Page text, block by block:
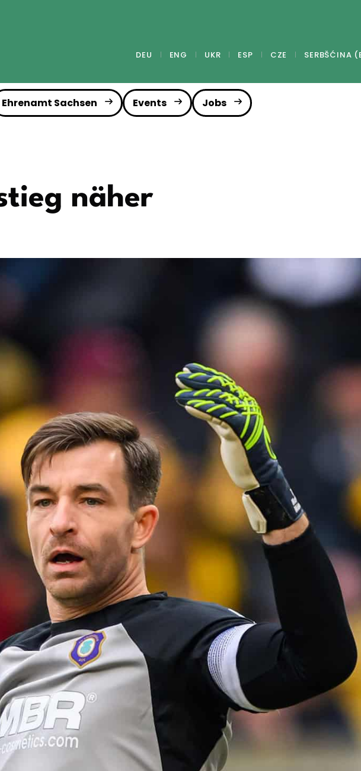
DEU ENG UKR ESP CZE SERBŠĆINA
Ehrenamt Sachsen Events Jobs
näher